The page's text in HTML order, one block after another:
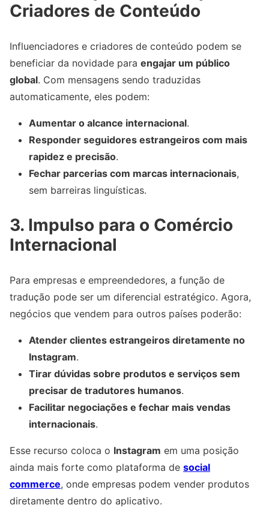
Criadores de Conteúdo
Influenciadores e criadores de conteúdo podem se
beneficiar da novidade para engajar um público
global. Com mensagens sendo traduzidas
automaticamente, eles podem:
Aumentar o alcance internacional.
Responder seguidores estrangeiros com mais
rapidez e precisão.
Fechar parcerias com marcas internacionais,
sem barreiras linguísticas.
3. Impulso para o Comércio
Internacional
Para empresas e empreendedores, a função de
tradução pode ser um diferencial estratégico. Agora,
negócios que vendem para outros países poderão:
Atender clientes estrangeiros diretamente no
Instagram.
Tirar dúvidas sobre produtos e serviços sem
precisar de tradutores humanos.
Facilitar negociações e fechar mais vendas
internacionais.
Esse recurso coloca o Instagram em uma posição
ainda mais forte como plataforma de social
commerce, onde empresas podem vender produtos
diretamente dentro do aplicativo.